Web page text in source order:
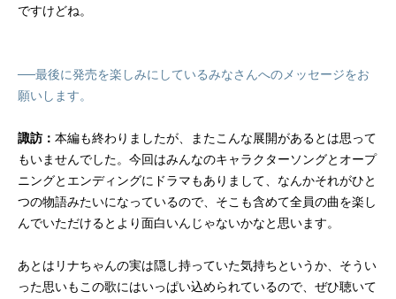
ですけどね。
──最後に発売を楽しみにしているみなさんへのメッセージをお
願いします。
諏訪： 本編も終わりましたが、またこんな展開があるとは思って
もいませんでした。今回はみんなのキャラクターソングとオープ
ニングとエンディングにドラマもありまして、なんかそれがひと
つの物語みたいになっているので、そこも含めて全員の曲を楽し
んでいただけるとより面白いんじゃないかなと思います。
あとはリナちゃんの実は隠し持っていた気持ちというか、そうい
った思いもこの歌にはいっぱい込められているので、ぜひ聴いて